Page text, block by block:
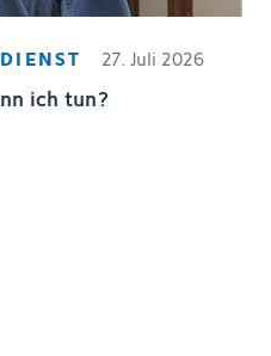
27. Juli 2026
ich tun?